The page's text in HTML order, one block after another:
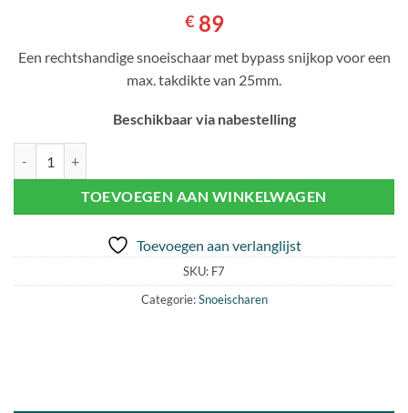
€89
Een rechtshandige snoeischaar met bypass snijkop voor een
max. takdikte van 25mm.
Beschikbaar via nabestelling
TOEVOEGEN AAN WINKELWAGEN
Toevoegen aan verlanglijst
SKU: F7
Categorie:Snoeischaren